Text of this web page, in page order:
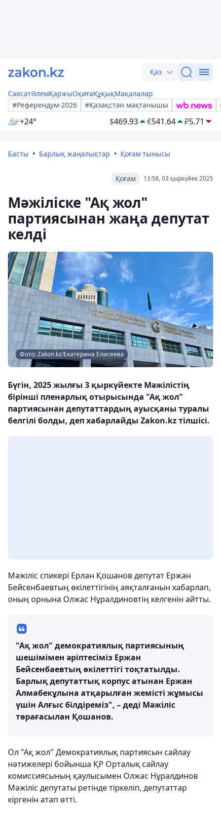
Қаз
СаясатӘлемҚаржыОқиғаҚұқықМақалалар
#Референдум-2026
#Қазақстан мақтанышы
+24° $469.93 €541.64 ₽5.71
Басты Барлық жаңалықтар Қоғам тынысы
13:58, 03 қыркүйек 2025
Қоғам
Мәжіліске "Ақ жол"
партиясынан жаңа депутат
келді
Фото: Zakon.kz/Екатерина Елисеева
Бүгін, 2025 жылғы 3 қыркүйекте Мәжілістің
бірінші пленарлық отырысында "Ақ жол"
партиясынан депутаттардың ауысқаны туралы
белгілі болды, деп хабарлайды Zakon.kz тілшісі.
Мәжіліс спикері Ерлан Қошанов депутат Ержан
Бейсенбаевтың өкілеттігінің аяқталғанын хабарлап,
оның орнына Олжас Нұралдиновтің келгенін айтты.
"Ақ жол" демократиялық партиясының
шешімімен әріптесіміз Ержан
Бейсенбаевтың өкілеттігі тоқтатылды.
Барлық депутаттық корпус атынан Ержан
Алмабекұлына атқарылған жемісті жұмысы
үшін Алғыс білдіреміз", – деді Мәжіліс
төрағасылан Қошанов.
Ол "Ақ жол" Демократиялық партиясын сайлау
нәтижелері бойынша ҚР Орталық сайлау
комиссиясының қаулысымен Олжас Нұралдинов
Мәжіліс депутаты ретінде тіркеліп, депутаттар
кіргенін атап өтті.